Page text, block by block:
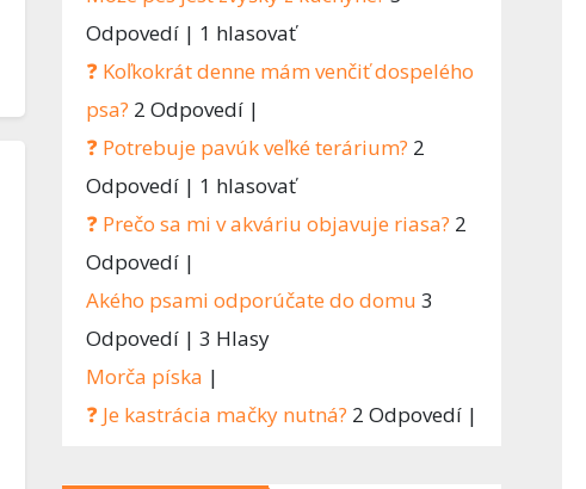
Odpovedí | 1 hlasovať
❓ Koľkokrát denne mám venčiť dospelého
psa? 2 Odpovedí |
❓ Potrebuje pavúk veľké terárium? 2
Odpovedí | 1 hlasovať
❓ Prečo sa mi v akváriu objavuje riasa? 2
Odpovedí |
Akého psami odporúčate do domu 3
Odpovedí | 3 Hlasy
Morča píska |
❓ Je kastrácia mačky nutná? 2 Odpovedí |